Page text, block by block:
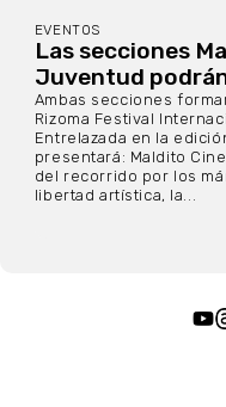
EVENTOS
Las secciones
Juventud
Ambas secciones
Rizoma Festival
Entrelazada en la
presentará: Maldito
del recorrido por los
libertad artística, la...